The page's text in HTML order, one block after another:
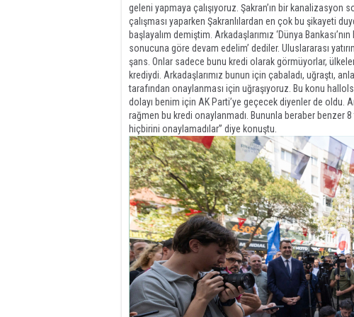
geleni yapmaya çalışıyoruz. Şakran’ın bir kanalizasyon
çalışması yaparken Şakranlılardan en çok bu şikayeti
başlayalım demiştim. Arkadaşlarımız ‘Dünya
sonucuna göre devam edelim’ dediler. Uluslararası
şans. Onlar sadece bunu kredi olarak görmüyorlar,
krediydi. Arkadaşlarımız bunun için çabaladı, uğraştı,
tarafından onaylanması için uğraşıyoruz. Bu konu
dolayı benim için AK Parti’ye geçecek diyenler de oldu.
rağmen bu kredi onaylanmadı. Bununla beraber benzer
hiçbirini onaylamadılar” diye konuştu.